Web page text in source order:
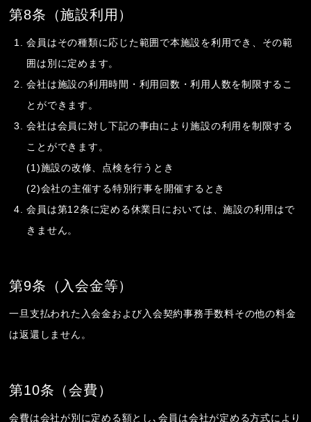
第8条（施設利用）
会員はその種類に応じた範囲で本施設を利用でき、その範
囲は別に定めます。
会社は施設の利用時間・利用回数・利用人数を制限するこ
とができます。
会社は会員に対し下記の事由により施設の利用を制限する
ことができます。
(1)施設の改修、点検を行うとき
(2)会社の主催する特別行事を開催するとき
会員は第12条に定める休業日においては、施設の利用はで
きません。
第9条（入会金等）
一旦支払われた入会金および入会契約事務手数料その他の料金
は返還しません。
第10条（会費）
会費は会社が別に定める額とし､会員は会社が定める方式により